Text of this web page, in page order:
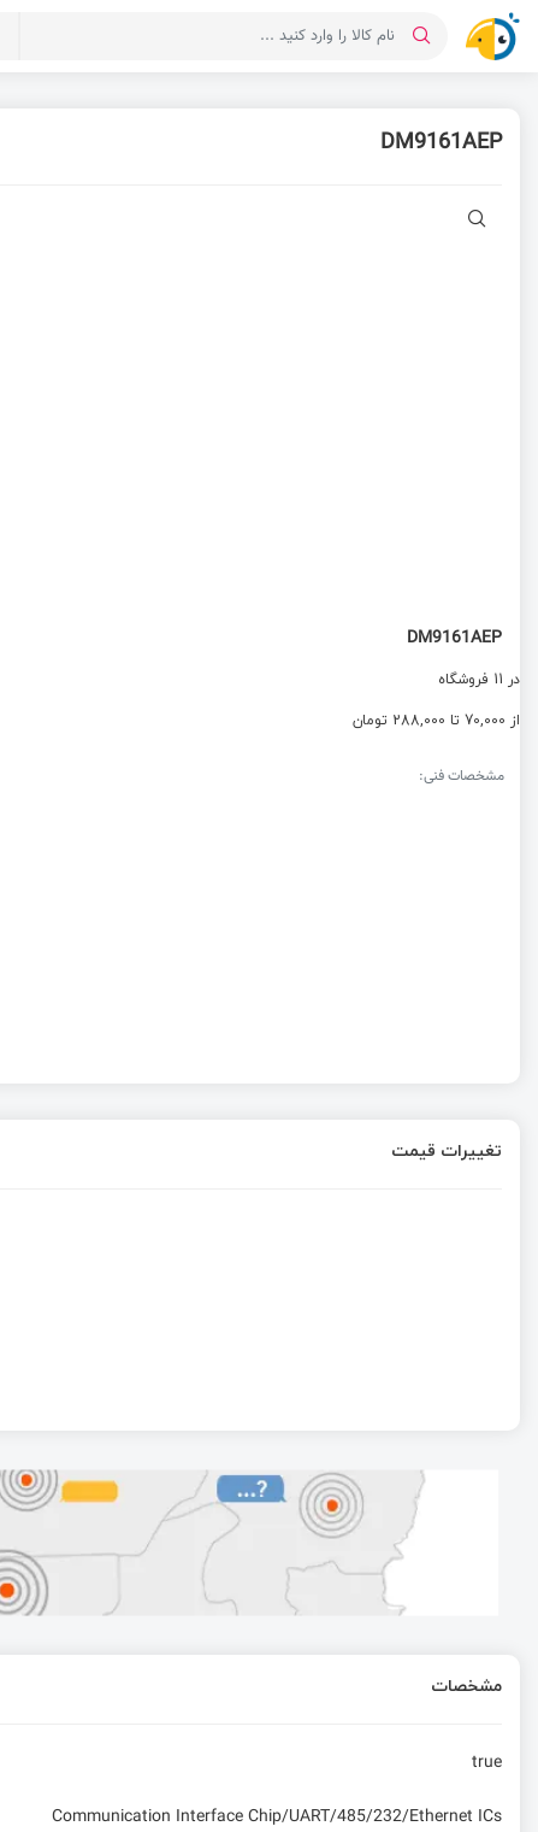
DM9161AEP
DM9161AEP
در 11 فروشگاه
از 70,000 تا 288,000 تومان
مشخصات فنی:
تغییرات قیمت
مشخصات
true
Communication Interface Chip/UART/485/232/Ethernet ICs